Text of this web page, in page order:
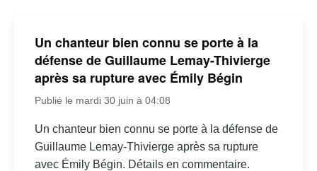
Un chanteur bien connu se porte à la
défense de Guillaume Lemay-Thivierge
après sa rupture avec Émily Bégin
Publié le mardi 30 juin à 04:08
Un chanteur bien connu se porte à la défense de
Guillaume Lemay-Thivierge après sa rupture
avec Émily Bégin. Détails en commentaire.